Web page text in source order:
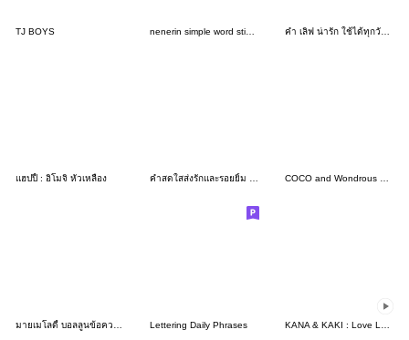
TJ BOYS คำ เลิฟ น่ารัก ใช้ได้ทุกวัน v27
แฮปปี้ : อิโมจิ หัวเหลือง
มายเมโลดี้ บอลลูนข้อความ Lettering Daily Phrases KANA & KAKI : Love Love 13